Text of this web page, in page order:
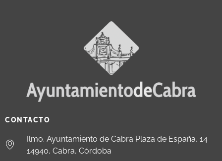
CONTACTO
Ilmo. Ayuntamiento de Cabra Plaza de España, 14
14940, Cabra, Córdoba